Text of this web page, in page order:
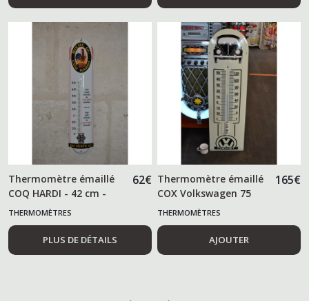
Thermomètre émaillé
COQ HARDI - 42 cm -
62€
THERMOMÈTRES
PLUS DE DÉTAILS
Thermomètre émaillé
COX Volkswagen 75
cm
165€
THERMOMÈTRES
AJOUTER